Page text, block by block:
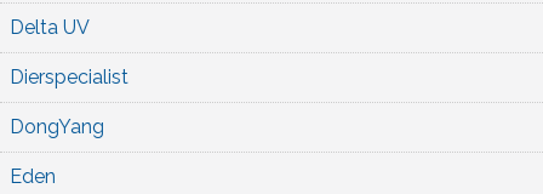
Delta UV
Dierspecialist
DongYang
Eden